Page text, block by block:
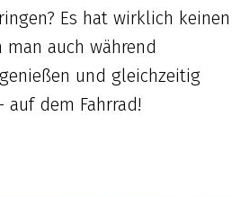
Es hat wirklich keinen
auch während
und gleichzeitig
dem Fahrrad!